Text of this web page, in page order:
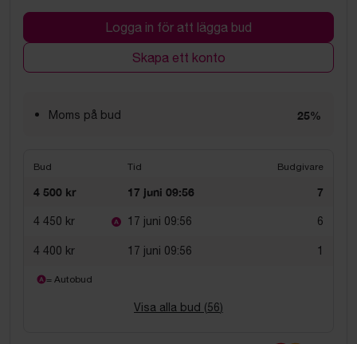
Logga in för att lägga bud
Skapa ett konto
Moms på bud 25%
Bud Tid Budgivare
4 500 kr 17 juni 09:56 7
4 450 kr 17 juni 09:56 6
4 400 kr 17 juni 09:56 1
= Autobud
Visa alla bud (56)